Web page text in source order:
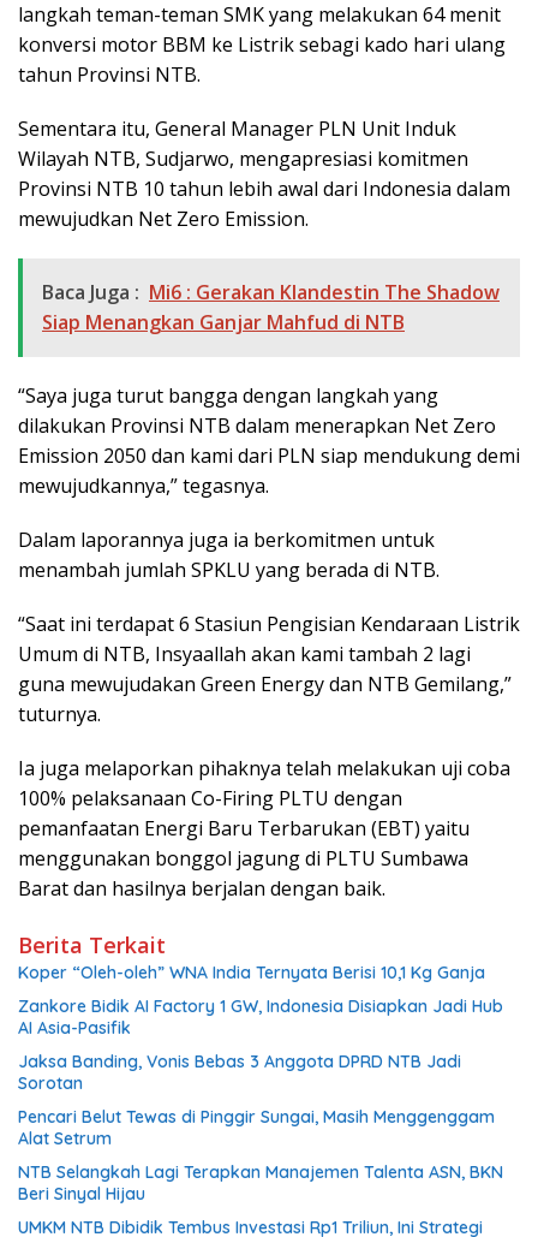
langkah teman-teman SMK yang melakukan 64 menit
konversi motor BBM ke Listrik sebagi kado hari ulang
tahun Provinsi NTB.
Sementara itu, General Manager PLN Unit Induk
Wilayah NTB, Sudjarwo, mengapresiasi komitmen
Provinsi NTB 10 tahun lebih awal dari Indonesia dalam
mewujudkan Net Zero Emission.
Baca Juga : Mi6 : Gerakan Klandestin The Shadow
Siap Menangkan Ganjar Mahfud di NTB
“Saya juga turut bangga dengan langkah yang
dilakukan Provinsi NTB dalam menerapkan Net Zero
Emission 2050 dan kami dari PLN siap mendukung demi
mewujudkannya,” tegasnya.
Dalam laporannya juga ia berkomitmen untuk
menambah jumlah SPKLU yang berada di NTB.
“Saat ini terdapat 6 Stasiun Pengisian Kendaraan Listrik
Umum di NTB, Insyaallah akan kami tambah 2 lagi
guna mewujudakan Green Energy dan NTB Gemilang,”
tuturnya.
Ia juga melaporkan pihaknya telah melakukan uji coba
100% pelaksanaan Co-Firing PLTU dengan
pemanfaatan Energi Baru Terbarukan (EBT) yaitu
menggunakan bonggol jagung di PLTU Sumbawa
Barat dan hasilnya berjalan dengan baik.
Berita Terkait
Koper “Oleh-oleh” WNA India Ternyata Berisi 10,1 Kg Ganja
Zankore Bidik AI Factory 1 GW, Indonesia Disiapkan Jadi Hub
AI Asia-Pasifik
Jaksa Banding, Vonis Bebas 3 Anggota DPRD NTB Jadi
Sorotan
Pencari Belut Tewas di Pinggir Sungai, Masih Menggenggam
Alat Setrum
NTB Selangkah Lagi Terapkan Manajemen Talenta ASN, BKN
Beri Sinyal Hijau
UMKM NTB Dibidik Tembus Investasi Rp1 Triliun, Ini Strategi